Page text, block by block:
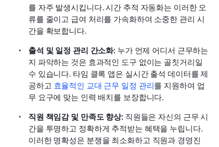
를 자주 발생시킵니다. 시간 추적 자동화는 이러한 오
류를 줄이고 급여 처리를 가속화하여 소중한 관리 시
간을 확보합니다.
출석 및 일정 관리 간소화: 누가 언제 어디서 근무하는
지 파악하는 것은 효과적인 도구 없이는 골칫거리일
수 있습니다. 타임 클록 앱은 실시간 출석 데이터를 제
공하고 효율적인 교대 근무 일정 관리를 지원하여 업
무 요구에 맞는 인력 배치를 보장합니다.
직원 책임감 및 만족도 향상: 직원들은 자신의 근무 시
간을 투명하고 정확하게 추적받는 혜택을 누립니다.
이러한 명확성은 분쟁을 최소화하고 직원과 경영진